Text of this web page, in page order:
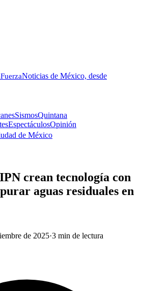
FuerzaNoticias de México, desde
SismosQuintana
EspectáculosOpinión
de México
crean tecnología con
aguas residuales en
de 2025·3 min de lectura